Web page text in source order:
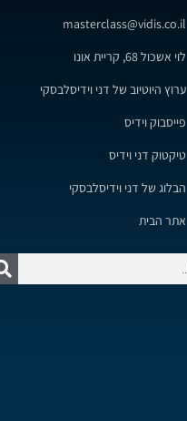
masterclass@vidis.co.il
לוי אשכול 68, קריית אונו
ערוץ היוטיוב של דני וידיסלבסקי
פייסבוק וידיס
טיקטוק דני וידיס
הבלוג של דני וידיסלבסקי
אתר הבית